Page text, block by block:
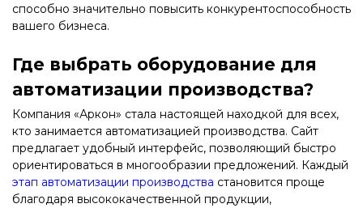
способно значительно повысить конкурентоспособность
вашего бизнеса.
Где выбрать оборудование для
автоматизации производства?
Компания «Аркон» стала настоящей находкой для всех,
кто занимается автоматизацией производства. Сайт
предлагает удобный интерфейс, позволяющий быстро
ориентироваться в многообразии предложений. Каждый
этап автоматизации производства становится проще
благодаря высококачественной продукции,